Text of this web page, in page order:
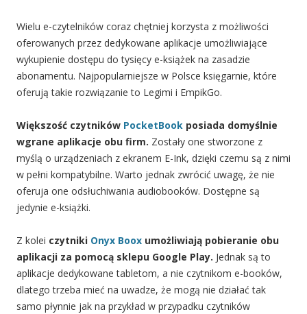
Wielu e-czytelników coraz chętniej korzysta z możliwości
oferowanych przez dedykowane aplikacje umożliwiające
wykupienie dostępu do tysięcy e-książek na zasadzie
abonamentu. Najpopularniejsze w Polsce księgarnie, które
oferują takie rozwiązanie to Legimi i EmpikGo.
Większość czytników PocketBook posiada domyślnie
wgrane aplikacje obu firm. Zostały one stworzone z
myślą o urządzeniach z ekranem E-Ink, dzięki czemu są z nimi
w pełni kompatybilne. Warto jednak zwrócić uwagę, że nie
oferuja one odsłuchiwania audiobooków. Dostępne są
jedynie e-książki.
Z kolei czytniki Onyx Boox umożliwiają pobieranie obu
aplikacji za pomocą sklepu Google Play. Jednak są to
aplikacje dedykowane tabletom, a nie czytnikom e-booków,
dlatego trzeba mieć na uwadze, że mogą nie działać tak
samo płynnie jak na przykład w przypadku czytników